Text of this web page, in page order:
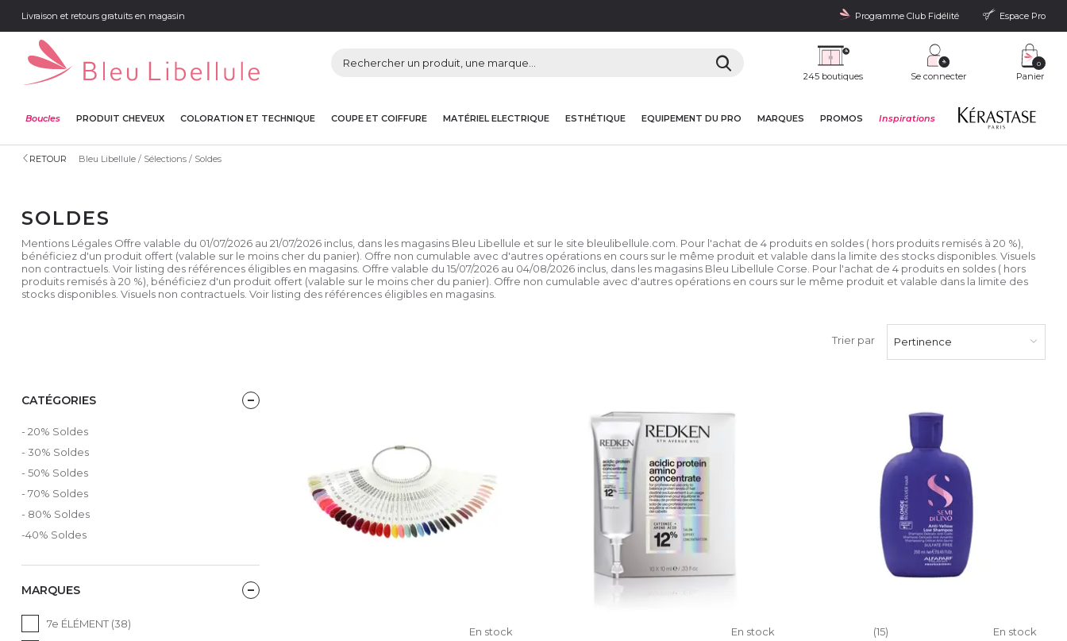
Livraison et retours gratuits en magasin Programme Club Fidélité Espace Pro
245 boutiques Se connecter Panier
0
Boucles PRODUIT CHEVEUX COLORATION ET TECHNIQUE COUPE ET COIFFURE MATÉRIEL ELECTRIQUE ESTHÉTIQUE EQUIPEMENT DU PRO MARQUES PROMOS Inspirations
RETOUR Bleu Libellule Sélections Soldes
SOLDES
Mentions Légales Offre valable du 01/07/2026 au 21/07/2026 inclus, dans les magasins Bleu Libellule et sur le site bleulibellule.com. Pour l'achat de 4 produits en soldes ( hors produits remisés à 20 %),
bénéficiez d'un produit offert (valable sur le moins cher du panier). Offre non cumulable avec d'autres opérations en cours sur le même produit et valable dans la limite des stocks disponibles. Visuels
non contractuels. Voir listing des références éligibles en magasins. Offre valable du 15/07/2026 au 04/08/2026 inclus, dans les magasins Bleu Libellule Corse. Pour l'achat de 4 produits en soldes ( hors
produits remisés à 20 %), bénéficiez d'un produit offert (valable sur le moins cher du panier). Offre non cumulable avec d'autres opérations en cours sur le même produit et valable dans la limite des
stocks disponibles. Visuels non contractuels. Voir listing des références éligibles en magasins.
Trier par Pertinence
En stock
En stock
(15)
En stock
CATÉGORIES
- 20% Soldes
- 30% Soldes
- 50% Soldes
- 70% Soldes
- 80% Soldes
-40% Soldes
MARQUES
7e ÉLÉMENT (38)